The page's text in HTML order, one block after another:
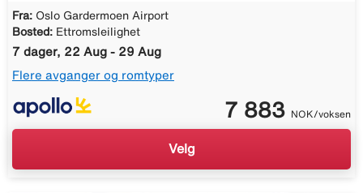
Fra: Oslo Gardermoen Airport
Bosted: Ettromsleilighet
7 dager, 22 Aug - 29 Aug
Flere avganger og romtyper
7 883 NOK/voksen
Velg